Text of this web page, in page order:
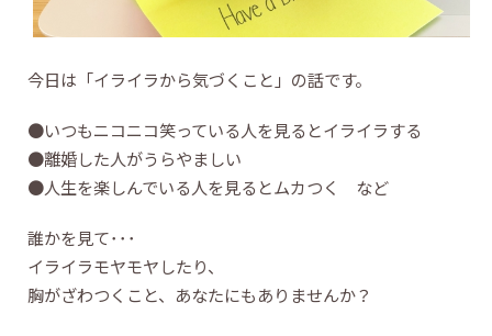
今日は「イライラから気づくこと」の話です。
●いつもニコニコ笑っている人を見るとイライラする
●離婚した人がうらやましい
●人生を楽しんでいる人を見るとムカつく など
誰かを見て･･･
イライラモヤモヤしたり、
胸がざわつくこと、あなたにもありませんか？